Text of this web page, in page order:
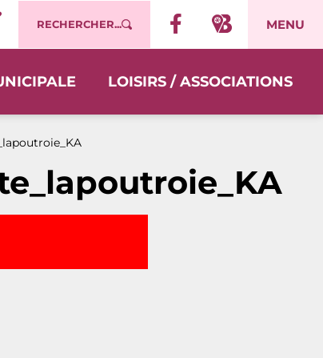
RECHERCHER... MENU
LOISIRS / ASSOCIATIONS